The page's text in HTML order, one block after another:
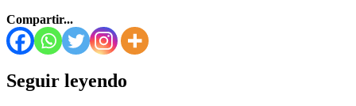
Compartir...
Seguir leyendo